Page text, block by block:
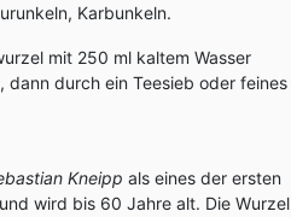
Karbunkeln.
mit 250 ml kaltem Wasser
durch ein Teesieb oder feines
Kneipp als eines der ersten
wird bis 60 Jahre alt. Die Wurzel